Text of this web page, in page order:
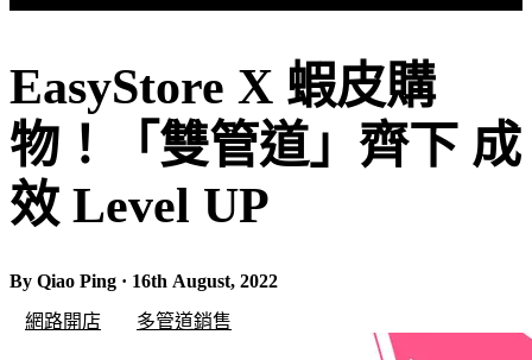
EasyStore X 蝦皮購
物！「雙管道」齊下 成
效 Level UP
By Qiao Ping · 16th August, 2022
網路開店
多管道銷售